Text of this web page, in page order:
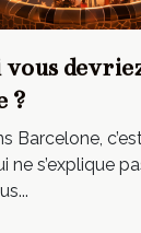
vous
?
Barcelone, c’est
ne s’explique